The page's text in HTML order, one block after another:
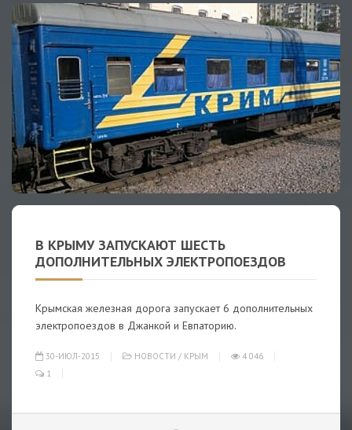
В КРЫМУ ЗАПУСКАЮТ ШЕСТЬ
ДОПОЛНИТЕЛЬНЫХ ЭЛЕКТРОПОЕЗДОВ
Крымская железная дорога запускает 6 дополнительных
электропоездов в Джанкой и Евпаторию.
30-ИЮЛ-2015 НОВОСТИ / КРЫМ
4 046
1